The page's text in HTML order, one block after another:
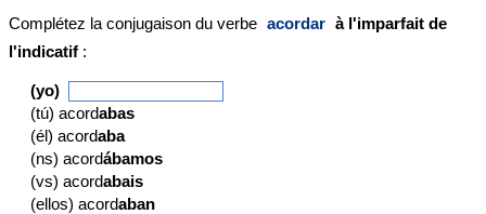
Complétez la conjugaison du verbe acordar à l'imparfait de
l'indicatif :
(yo)
(tú) acordabas
(él) acordaba
(ns) acordábamos
(vs) acordabais
(ellos) acordaban